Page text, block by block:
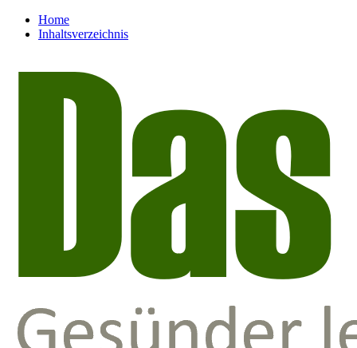
Home
Inhaltsverzeichnis